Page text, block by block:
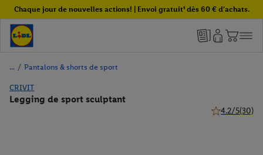
Chaque jour de nouvelles actions! | Envoi gratuit¹ dès 60 € d'achats.
/ Pantalons & shorts de sport
CRIVIT
Legging de sport sculptant
4.2/5(30)